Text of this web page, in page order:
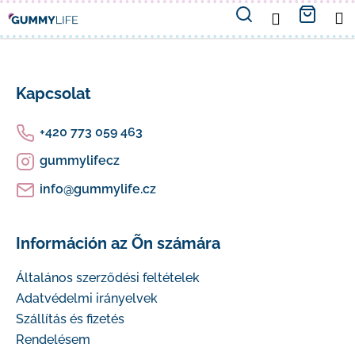
Ugrás
fő
Keresés
K
o
Vissza
Vissza
M
i
t
k
r
e
s
?
b
Kapcsolat
info@gummylife.cz
+420 773 059 463
gummylifecz
Információn az Õn számára
Általános szerződési feltételek
Adatvédelmi irányelvek
Szállítás és fizetés
Rendelésem